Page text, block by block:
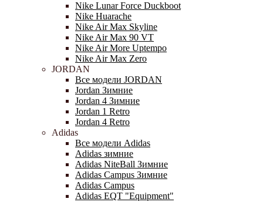
Nike Lunar Force Duckboot
Nike Huarache
Nike Air Max Skyline
Nike Air Max 90 VT
Nike Air More Uptempo
Nike Air Max Zero
JORDAN
Все модели JORDAN
Jordan Зимние
Jordan 4 Зимние
Jordan 1 Retro
Jordan 4 Retro
Adidas
Все модели Adidas
Adidas зимние
Adidas NiteBall Зимние
Adidas Campus Зимние
Adidas Campus
Adidas EQT "Equipment"